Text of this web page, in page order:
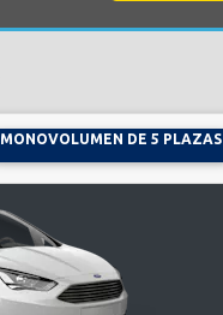
MONOVOLUMEN DE 5 PLAZAS